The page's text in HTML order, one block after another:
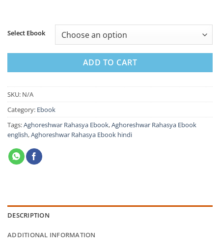
Select Ebook
ADD TO CART
SKU: N/A
Category: Ebook
Tags:Aghoreshwar Rahasya Ebook,Aghoreshwar Rahasya Ebook
english,Aghoreshwar Rahasya Ebook hindi
DESCRIPTION
ADDITIONAL INFORMATION